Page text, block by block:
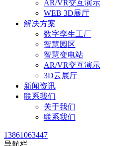
AR/VR交互演示
WEB 3D展厅
解决方案
数字孪生工厂
智慧园区
智慧变电站
AR/VR交互演示
3D云展厅
新闻资讯
联系我们
关于我们
联系我们
13861063447
导航栏